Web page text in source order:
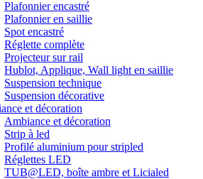
Plafonnier encastré
Plafonnier en saillie
Spot encastré
Réglette complète
Projecteur sur rail
Hublot, Applique, Wall light en saillie
Suspension technique
Suspension décorative
et décoration
Ambiance et décoration
Strip à led
Profilé aluminium pour stripled
Réglettes LED
TUB@LED, boîte ambre et Licialed